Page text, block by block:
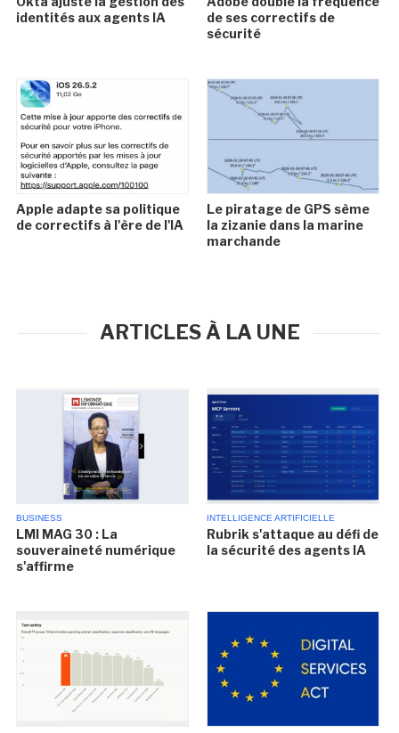
identités aux agents IA
de ses correctifs de
sécurité
Apple adapte sa politique
de correctifs à l'ère de l'IA
Le piratage de GPS sème
la zizanie dans la marine
marchande
ARTICLES À LA UNE
BUSINESS
LMI MAG 30 : La
souveraineté numérique
s'affirme
INTELLIGENCE ARTIFICIELLE
Rubrik s'attaque au défi de
la sécurité des agents IA